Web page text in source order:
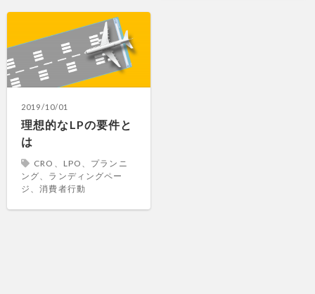
2019/10/01
理想的なLPの要件と
は
CRO、LPO、プランニ
ング、ランディングペー
ジ、消費者行動